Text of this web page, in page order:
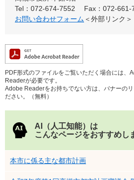
Tel：072-674-7552
Fax：072-661-
お問い合わせフォーム ＜外部リンク＞
PDF形式のファイルをご覧いただく場合には、
Readerが必要です。
Adobe Readerをお持ちでない方は、バナーの
ださい。（無料）
AI（人工知能）は
こんなページをおすすめし
本市に係る主な都市計画